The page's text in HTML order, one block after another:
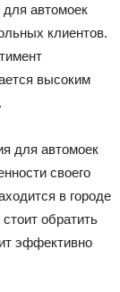
для автомоек
клиентов.
высоким
для автомоек
своего
в городе
обратить
эффективно